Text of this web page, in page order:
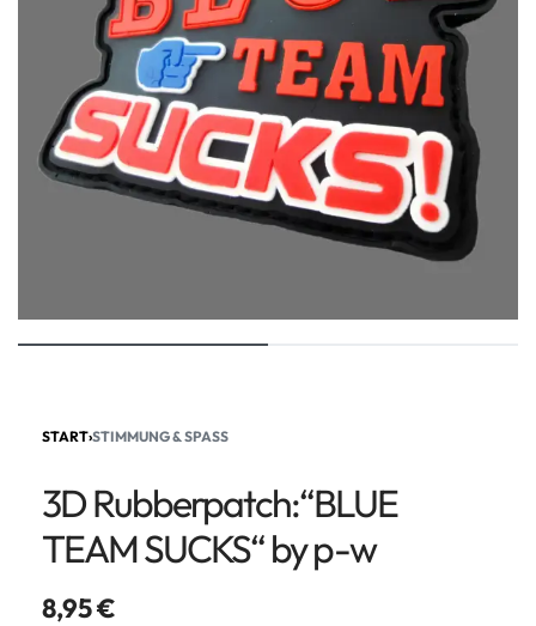
START›STIMMUNG & SPASS
3D Rubberpatch:“BLUE
TEAM SUCKS“ by p-w
8,95€